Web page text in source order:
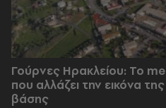
Γούρνες Ηρακλείου: To
που αλλάζει την εικόνα
βάσης